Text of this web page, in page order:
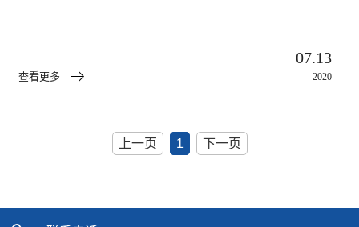
查看更多
07.13
2020
上一页 1 下一页